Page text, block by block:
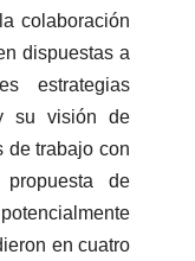
colaboración
dispuestas a
estrategias
su visión de
de trabajo con
de
en cuatro